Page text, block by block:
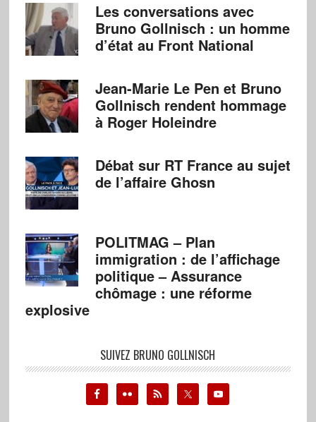
Les conversations avec
Bruno Gollnisch : un homme
d’état au Front National
Jean-Marie Le Pen et Bruno
Gollnisch rendent hommage
à Roger Holeindre
Débat sur RT France au sujet
de l’affaire Ghosn
POLITMAG – Plan
immigration : de l’affichage
politique – Assurance
chômage : une réforme
explosive
SUIVEZ BRUNO GOLLNISCH